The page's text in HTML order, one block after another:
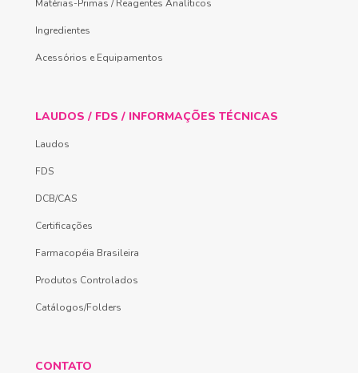
Matérias-Primas / Reagentes Analíticos
Ingredientes
Acessórios e Equipamentos
LAUDOS / FDS / INFORMAÇÕES TÉCNICAS
Laudos
FDS
DCB/CAS
Certificações
Farmacopéia Brasileira
Produtos Controlados
Catálogos/Folders
CONTATO